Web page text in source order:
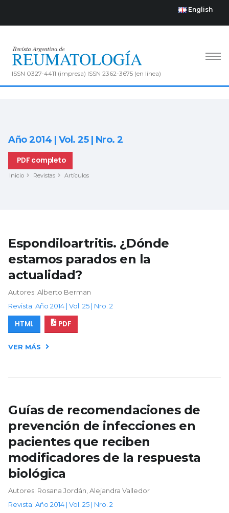
English
ISSN 0327-4411 (impresa) ISSN 2362-3675 (en línea)
Año 2014 | Vol. 25 | Nro. 2
PDF completo
Inicio Revistas Artículos
Espondiloartritis. ¿Dónde
estamos parados en la
actualidad?
Autores: Alberto Berman
Revista: Año 2014 | Vol. 25 | Nro. 2
HTML PDF
VER MÁS
Guías de recomendaciones de
prevención de infecciones en
pacientes que reciben
modificadores de la respuesta
biológica
Autores: Rosana Jordán, Alejandra Valledor
Revista: Año 2014 | Vol. 25 | Nro. 2